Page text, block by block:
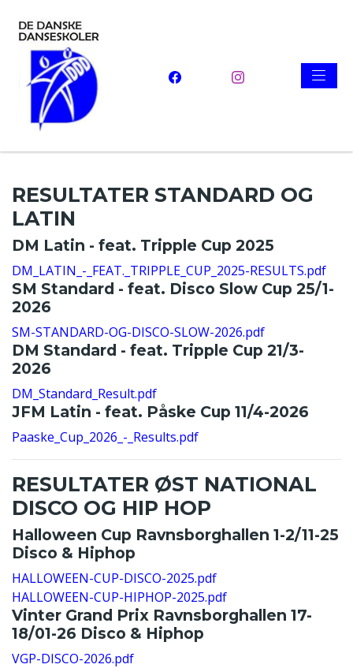
RESULTATER STANDARD OG
LATIN
DM Latin - feat. Tripple Cup 2025
DM_LATIN_-_FEAT._TRIPPLE_CUP_2025-RESULTS.pdf
SM Standard - feat. Disco Slow Cup 25/1-
2026
SM-STANDARD-OG-DISCO-SLOW-2026.pdf
DM Standard - feat. Tripple Cup 21/3-
2026
DM_Standard_Result.pdf
JFM Latin - feat. Påske Cup 11/4-2026
Paaske_Cup_2026_-_Results.pdf
RESULTATER ØST NATIONAL
DISCO OG HIP HOP
Halloween Cup Ravnsborghallen 1-2/11-25
Disco & Hiphop
HALLOWEEN-CUP-DISCO-2025.pdf
HALLOWEEN-CUP-HIPHOP-2025.pdf
Vinter Grand Prix Ravnsborghallen 17-
18/01-26 Disco & Hiphop
VGP-DISCO-2026.pdf